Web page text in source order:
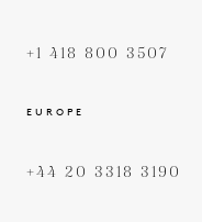
+1 418 800 3507
EUROPE
+44 20 3318 3190